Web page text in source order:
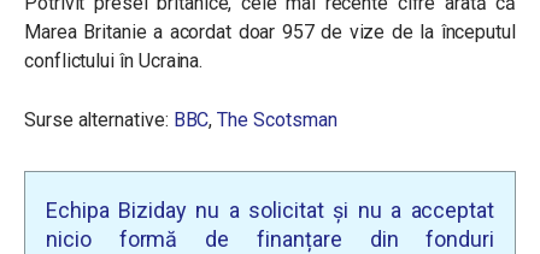
Marea Britanie a acordat doar 957 de vize de la începutul
conflictului în Ucraina.
Surse alternative: BBC,The Scotsman
Echipa Biziday nu a solicitat și nu a acceptat
nicio formă de finanțare din fonduri